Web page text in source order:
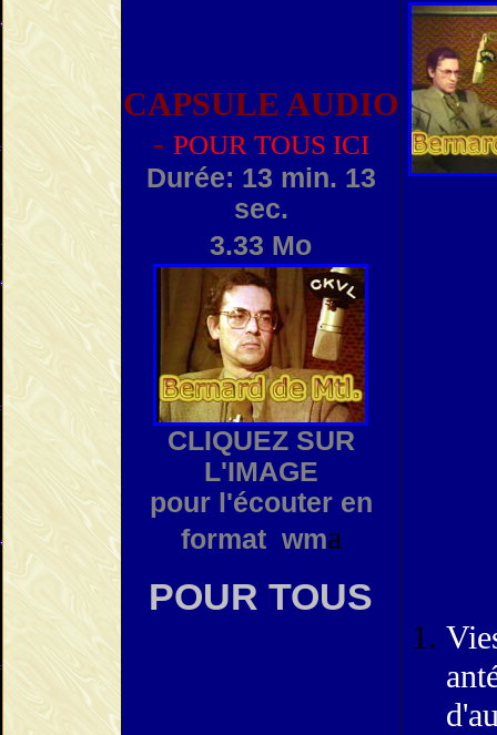
CAPSULE AUDIO
- POUR TOUS ICI
Durée: 13 min. 13
sec.
3.33 Mo
CLIQUEZ SUR
L'IMAGE
pour l'écouter en
format wma
POUR TOUS